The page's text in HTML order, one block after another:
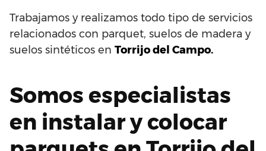
Trabajamos y realizamos todo tipo de servicios
relacionados con parquet, suelos de madera y
suelos sintéticos en Torrijo del Campo.
Somos especialistas
en instalar y colocar